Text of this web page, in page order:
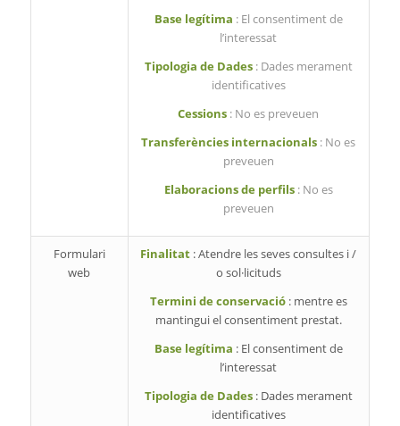
Base legítima : El consentiment de
l’interessat
Tipologia de Dades : Dades merament
identificatives
Cessions : No es preveuen
Transferències internacionals : No es
preveuen
Elaboracions de perfils : No es
preveuen
Formulari
web
Finalitat : Atendre les seves consultes i /
o sol·licituds
Termini de conservació : mentre es
mantingui el consentiment prestat.
Base legítima : El consentiment de
l’interessat
Tipologia de Dades : Dades merament
identificatives